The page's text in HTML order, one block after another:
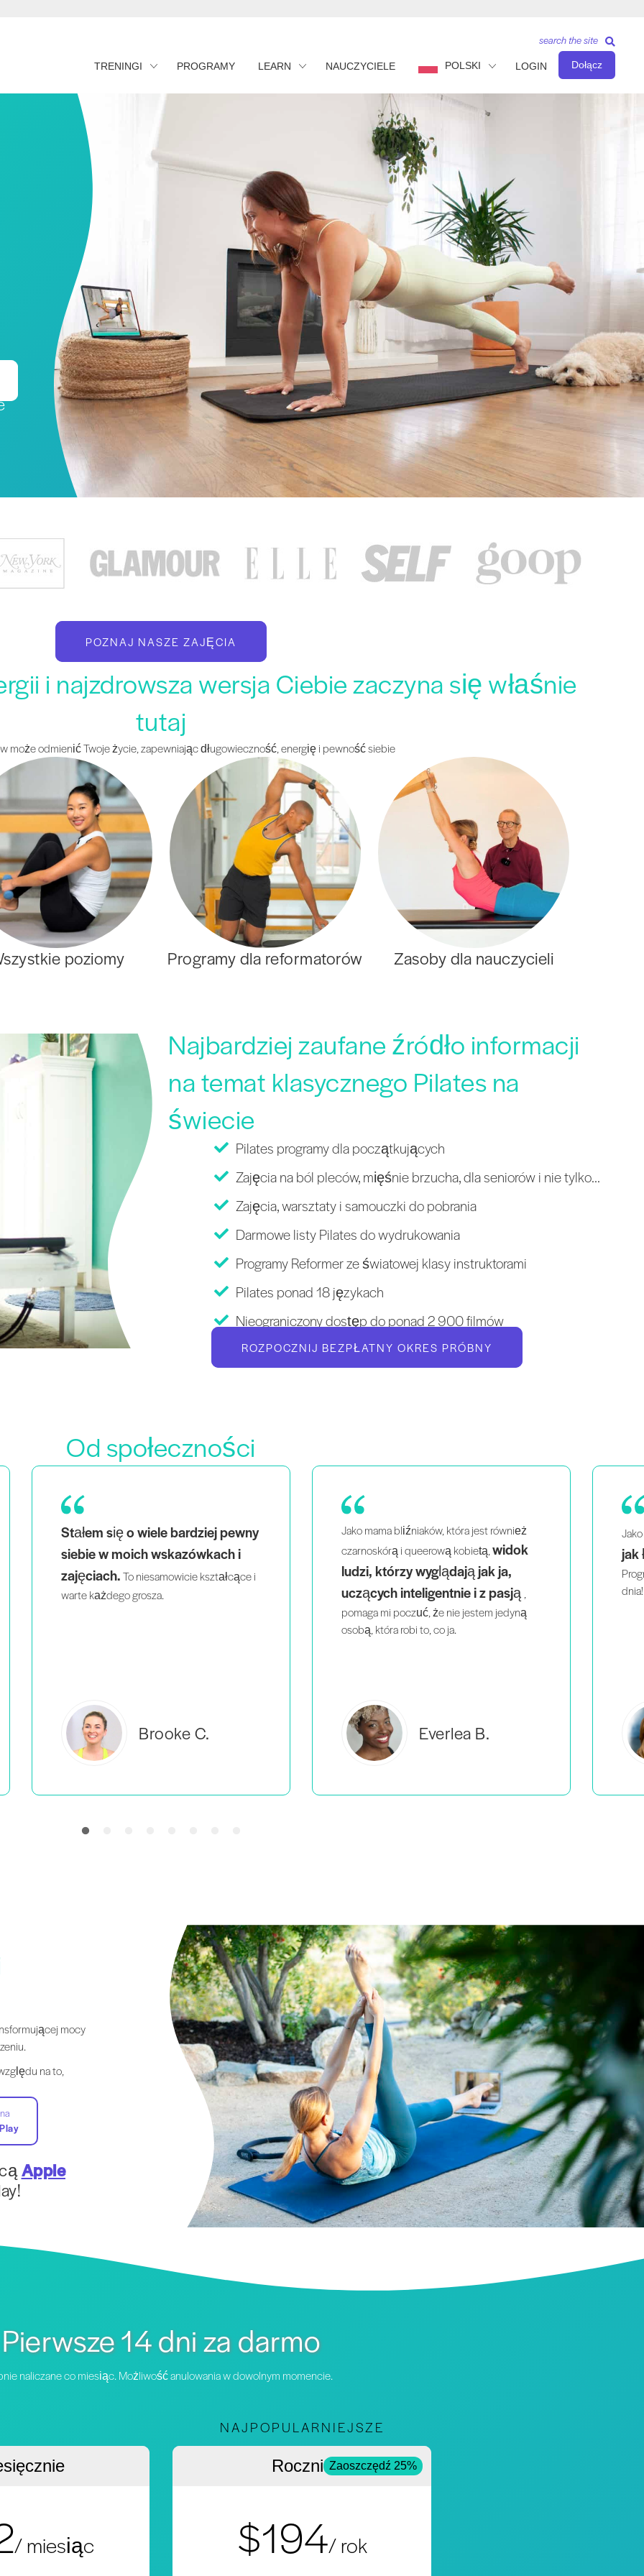
TRENINGI PROGRAMY LEARN NAUCZYCIELE POLSKI LOGIN Dołącz
search the site
POZNAJ NASZE ZAJĘCIA
i najzdrowsza wersja Ciebie zaczyna się właśnie
tutaj
może odmienić Twoje życie, zapewniając długowieczność, energię i pewność siebie
poziomy Programy dla reformatorów Zasoby dla nauczycieli
Najbardziej zaufane źródło informacji
na temat klasycznego Pilates na
świecie
Pilates programy dla początkujących
Zajęcia na ból pleców, mięśnie brzucha, dla seniorów i nie tylko...
Zajęcia, warsztaty i samouczki do pobrania
Darmowe listy Pilates do wydrukowania
Programy Reformer ze światowej klasy instruktorami
Pilates ponad 18 językach
Nieograniczony dostęp do ponad 2 900 filmów
ROZPOCZNIJ BEZPŁATNY OKRES PRÓBNY
Od społeczności
Jako mama bliźniaków, która jest również
czarnoskórą i queerową kobietą,widok
ludzi, którzy wyglądają jak ja,
uczących inteligentnie i z pasją
Everlea B.
Jako zapracowana mamauwielbiam to,
jak łatwo jest ćwiczyćwdomu.
Progresje sprawiają, że wracam każdego
dnia!
Estelle S.
mocy
na to,
Apple
Pierwsze 14 dni za darmo
naliczane co miesiąc. Możliwość anulowania w dowolnym momencie.
/ miesiąc
NAJPOPULARNIEJSZE
RocznieZaoszczędź 25%
$194/ rok